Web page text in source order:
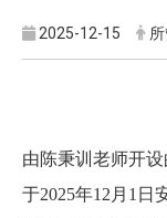
2025-12-15
由陈秉训老师开
于2025年12月1日